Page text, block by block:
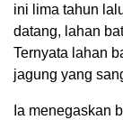
ini lima tahun
datang, lahan
Ternyata lahan
jagung yang
Ia menegaskan